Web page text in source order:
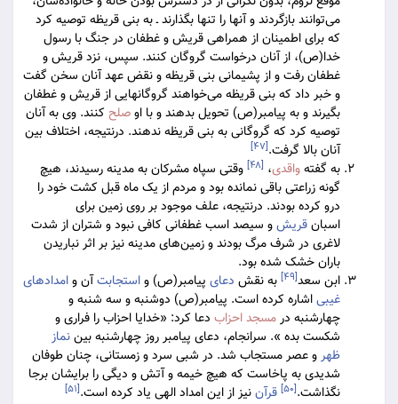
می‌توانند بازگردند و آنها را تنها بگذارند ـ به بنی قریظه توصیه کرد
که برای اطمینان از همراهی قریش و غطفان در جنگ با رسول
خدا(ص)، از آنان درخواست گروگان کنند. سپس، نزد قریش و
غطفان رفت و از پشیمانی بنی قریظه و نقض عهد آنان سخن گفت
و خبر داد که بنی قریظه می‌خواهند گروگانهایی از قریش و غطفان
بگیرند و به پیامبر(ص) تحویل بدهند و با اوصلح کنند. وی به آنان
توصیه کرد که گروگانی به بنی قریظه ندهند. درنتیجه، اختلاف بین
آنان بالا گرفت.[۴۷]
به گفتهواقدی، [۴۸]
وقتی سپاه مشرکان به مدینه رسیدند، هیچ
گونه زراعتی باقی نمانده بود و مردم از یک ماه قبل کشت خود را
درو کرده بودند. درنتیجه، علف موجود بر روی زمین برای
اسبانقریشو سیصد اسب غطفانی کافی نبود و شتران از شدت
لاغری در شرف مرگ بودند و زمین‌های مدینه نیز بر اثر نباریدن
باران خشک شده بود.
ابن سعد[۴۹] به نقش دعای پیامبر(ص) واستجابتآن وامدادهای
غیبیاشاره کرده است. پیامبر(ص) دوشنبه و سه شنبه و
چهارشنبه درمسجد احزاب دعا کرد: «‌خدایا احزاب را فراری و
شکست بده ». سرانجام، دعای پیامبر روز چهارشنبه بیننماز
ظهرو عصر مستجاب شد. در شبی سرد و زمستانی، چنان طوفان
شدیدی به پاخاست که هیچ خیمه و آتش و دیگی را برایشان برجا
نگذاشت.[۵۰] قرآننیز از این امداد الهی یاد کرده است.[۵۱]